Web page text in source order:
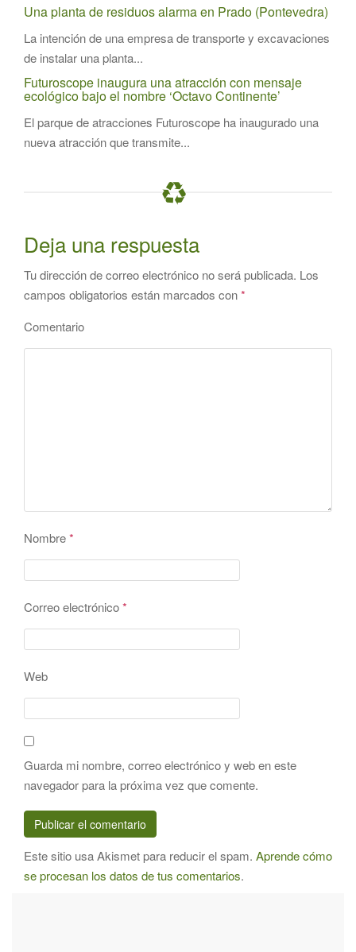
Una planta de residuos alarma en Prado (Pontevedra)
La intención de una empresa de transporte y excavaciones
de instalar una planta...
Futuroscope inaugura una atracción con mensaje
ecológico bajo el nombre ‘Octavo Continente’
El parque de atracciones Futuroscope ha inaugurado una
nueva atracción que transmite...
Deja una respuesta
Tu dirección de correo electrónico no será publicada. Los
campos obligatorios están marcados con*
Comentario
Nombre*
Correo electrónico*
Web
Guarda mi nombre, correo electrónico y web en este
navegador para la próxima vez que comente.
Este sitio usa Akismet para reducir el spam. Aprende cómo
se procesan los datos de tus comentarios.